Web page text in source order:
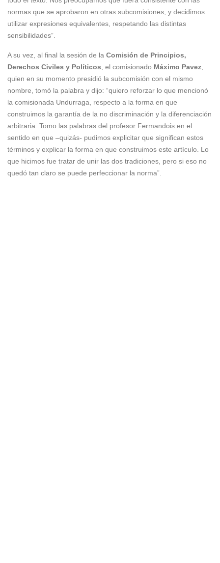
normas que se aprobaron en otras subcomisiones, y decidimos
utilizar expresiones equivalentes, respetando las distintas
sensibilidades”.
A su vez, al final la sesión de la Comisión de Principios,
Derechos Civiles y Políticos, el comisionado Máximo Pavez,
quien en su momento presidió la subcomisión con el mismo
nombre, tomó la palabra y dijo: “quiero reforzar lo que mencionó
la comisionada Undurraga, respecto a la forma en que
construimos la garantía de la no discriminación y la diferenciación
arbitraria. Tomo las palabras del profesor Fermandois en el
sentido en que –quizás- pudimos explicitar que significan estos
términos y explicar la forma en que construimos este artículo. Lo
que hicimos fue tratar de unir las dos tradiciones, pero si eso no
quedó tan claro se puede perfeccionar la norma”.